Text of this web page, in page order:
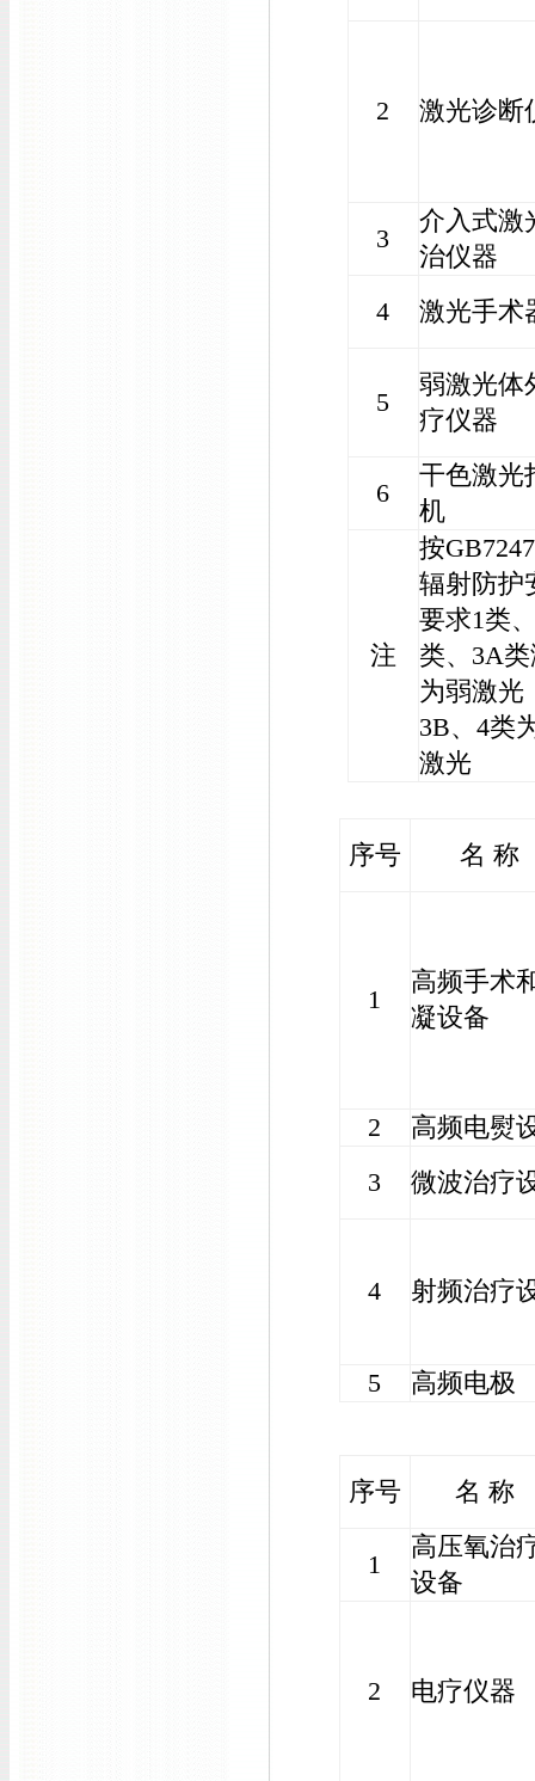
2 激光诊断
3
介入式激
治仪器
4
激光手术
5
弱激光体
疗仪器
6
干色激光
机
注
按
辐射防护
要求1类
类、3A
为弱激光
3B、4类
激光
序号 名 称
1
高频手术
凝设备
2
高频电熨
3
微波治疗
4 射频治疗
5 高频电极
序号 名 称
1
高压氧治
设备
2 电疗仪器